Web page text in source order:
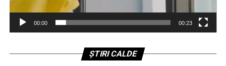
sunt insuficiente
Testul suprem al succesului nu se află în comunicatele
de asigurări și ale proprietarilor de nave. Dacă aceștia
decid că riscul este prea mare — așa cum au făcut-o deja
00:00 00:23
ȘTIRI CALDE